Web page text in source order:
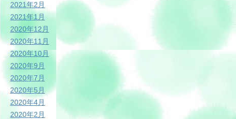
2021年2月
2021年1月
2020年12月
2020年11月
2020年10月
2020年9月
2020年7月
2020年5月
2020年4月
2020年2月